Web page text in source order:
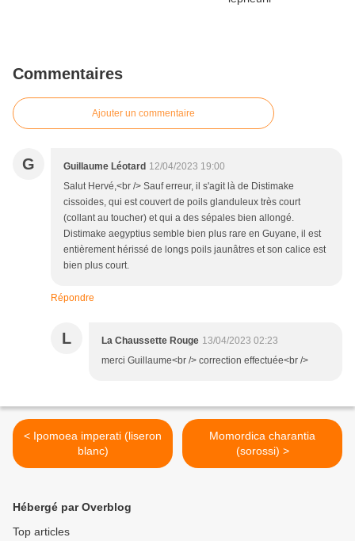
Commentaires
Ajouter un commentaire
G Guillaume Léotard 12/04/2023 19:00
Salut Hervé,<br /> Sauf erreur, il s'agit là de Distimake
cissoides, qui est couvert de poils glanduleux très court
(collant au toucher) et qui a des sépales bien allongé.
Distimake aegyptius semble bien plus rare en Guyane, il est
entièrement hérissé de longs poils jaunâtres et son calice est
bien plus court.
Répondre
L La Chaussette Rouge 13/04/2023 02:23
merci Guillaume<br /> correction effectuée<br />
< Ipomoea imperati (liseron
blanc)
Momordica charantia
(sorossi) >
Hébergé par Overblog
Top articles